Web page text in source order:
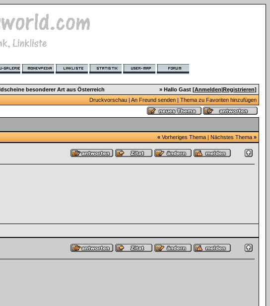
besonderer Art aus Österreich » Hallo Gast [Anmelden|Registrieren]
Druckvorschau| An Freund senden| Thema zu Favoriten hinzufügen
« Vorheriges Thema| Nächstes Thema »